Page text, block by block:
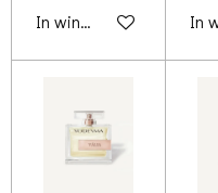
In winkelwagen In